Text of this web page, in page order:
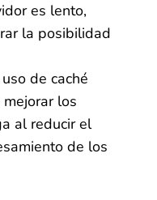
es lento,
la posibilidad
de caché
los
al reducir el
de los